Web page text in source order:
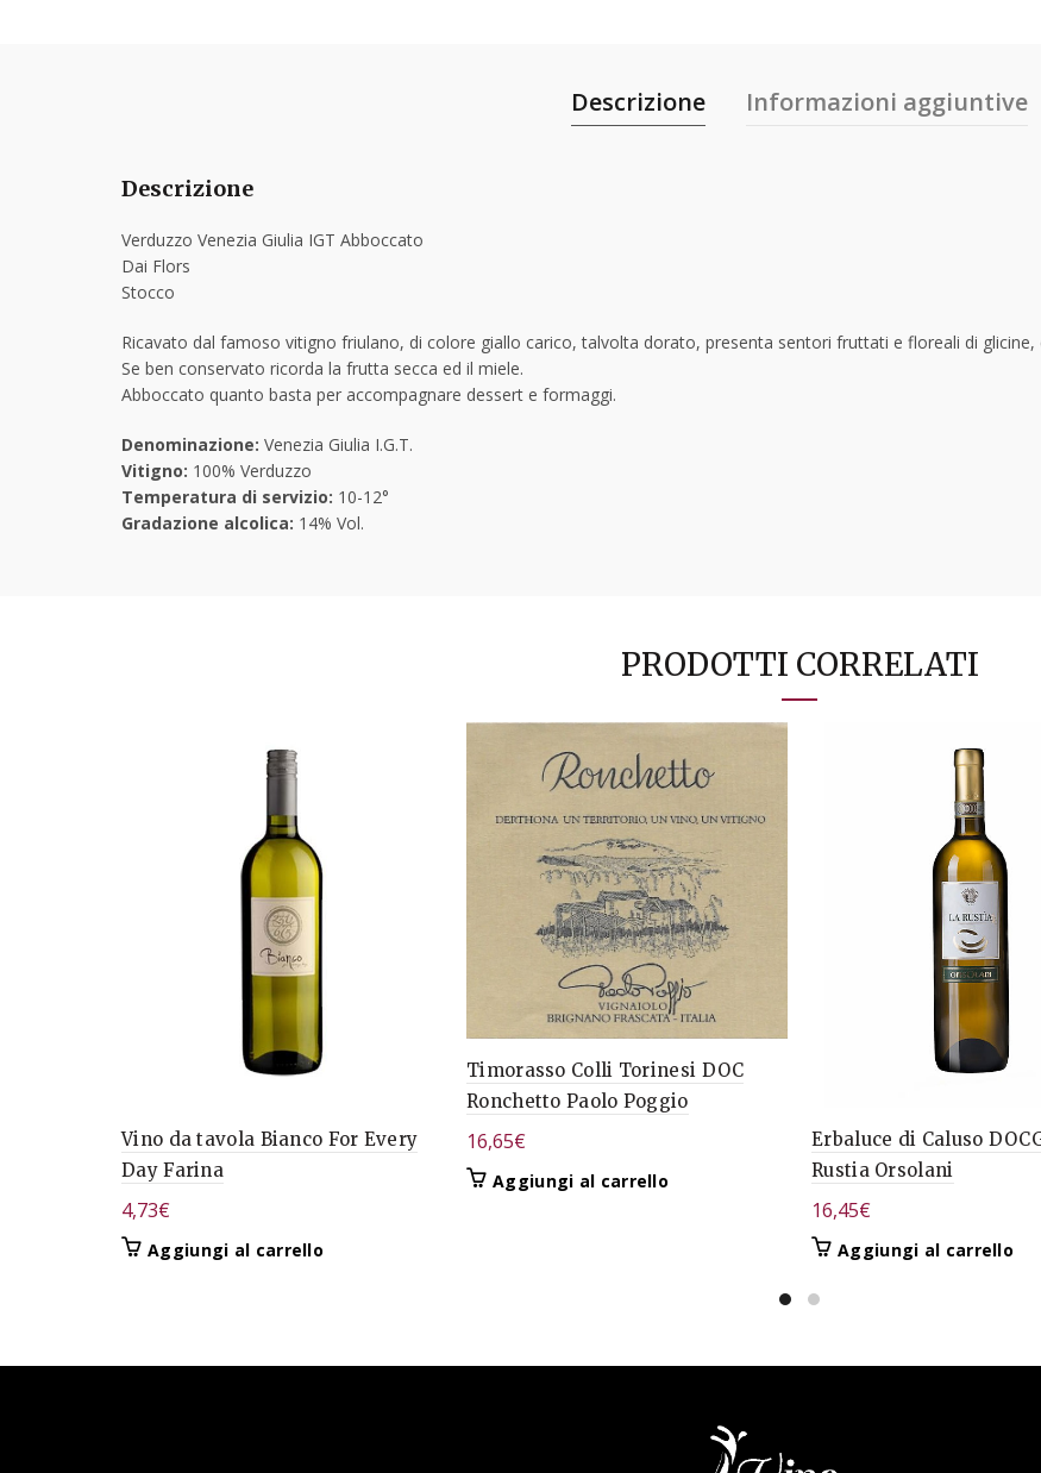
Descrizione Informazioni aggiuntive
Descrizione
Verduzzo Venezia Giulia IGT Abboccato
Dai Flors
Stocco
Ricavato dal famoso vitigno friulano, di colore giallo carico, talvolta dorato, presenta sentori fruttati e floreali di
Se ben conservato ricorda la frutta secca ed il miele.
Abboccato quanto basta per accompagnare dessert e formaggi.
Denominazione: Venezia Giulia I.G.T.
Vitigno: 100% Verduzzo
Temperatura di servizio: 10-12°
Gradazione alcolica: 14% Vol.
PRODOTTI CORRELATI
Vino da tavola Bianco For Every
Day Farina
4,73€
Aggiungi al carrello
Timorasso Colli Torinesi DOC
Ronchetto Paolo Poggio
16,65€
Aggiungi al carrello
Erbaluce di Caluso
Rustia Orsolani
16,45€
Aggiungi al carrello